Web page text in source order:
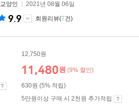
교양인 2021년 08월 06일
9.9 회원리뷰(7건)
12,750원
11,480원 (9% 할인)
630원 (5% 적립)
5만원이상 구매 시 2천원 추가적립